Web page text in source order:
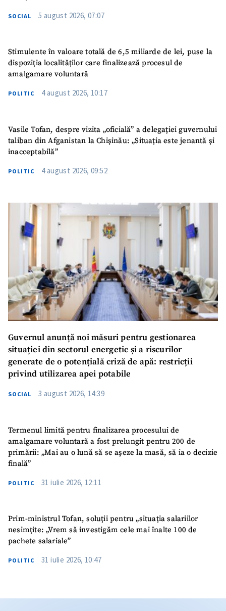
SOCIAL 5 august 2026, 07:07
Stimulente în valoare totală de 6,5 miliarde de lei, puse la
dispoziția localităților care finalizează procesul de
amalgamare voluntară
POLITIC 4 august 2026, 10:17
Vasile Tofan, despre vizita „oficială” a delegației guvernului
taliban din Afganistan la Chișinău: „Situația este jenantă și
inacceptabilă”
POLITIC 4 august 2026, 09:52
Guvernul anunță noi măsuri pentru gestionarea
situației din sectorul energetic și a riscurilor
generate de o potențială criză de apă: restricții
privind utilizarea apei potabile
SOCIAL 3 august 2026, 14:39
Termenul limită pentru finalizarea procesului de
amalgamare voluntară a fost prelungit pentru 200 de
primării: „Mai au o lună să se așeze la masă, să ia o decizie
finală”
POLITIC 31 iulie 2026, 12:11
Prim-ministrul Tofan, soluții pentru „situația salariilor
nesimțite: „Vrem să investigăm cele mai înalte 100 de
pachete salariale”
POLITIC 31 iulie 2026, 10:47